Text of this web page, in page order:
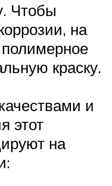
Чтобы
на
краску.
и
этот
на